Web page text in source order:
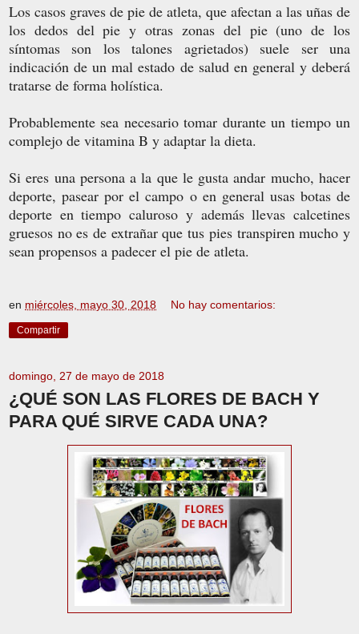
Los casos graves de pie de atleta, que afectan a las uñas de
los dedos del pie y otras zonas del pie (uno de los
síntomas son los talones agrietados) suele ser una
indicación de un mal estado de salud en general y deberá
tratarse de forma holística.
Probablemente sea necesario tomar durante un tiempo un
complejo de vitamina B y adaptar la dieta.
Si eres una persona a la que le gusta andar mucho, hacer
deporte, pasear por el campo o en general usas botas de
deporte en tiempo caluroso y además llevas calcetines
gruesos no es de extrañar que tus pies transpiren mucho y
sean propensos a padecer el pie de atleta.
en miércoles, mayo 30, 2018 No hay comentarios:
Compartir
domingo, 27 de mayo de 2018
¿QUÉ SON LAS FLORES DE BACH Y
PARA QUÉ SIRVE CADA UNA?